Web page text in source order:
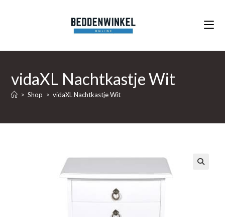
vidaXL Nachtkastje Wit
> Shop > vidaXL Nachtkastje Wit